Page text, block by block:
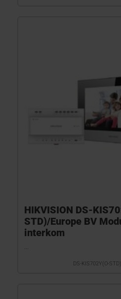
HIKVISION DS-
STD)/Europe BV
interkom
DS-KIS702Y(O-